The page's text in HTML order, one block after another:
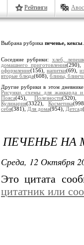
Рейтинги
Выбрана рубрика печенье, кексы
Соседние рубрики: хлеб,
домашнего приготовления(290),
оформление(156), напитки(69),
вторые блюда(608), блины,
Другие рубрики в этом
Рисунки, схемы для жаккарда
Пояса(45), Полезности(320),
Кулинария(3322), Косметика
себя(381), Для дома(954), Детсад
ПЕЧЕНЬЕ НА
Среда, 12 Октября
Это цитата
цитатник или